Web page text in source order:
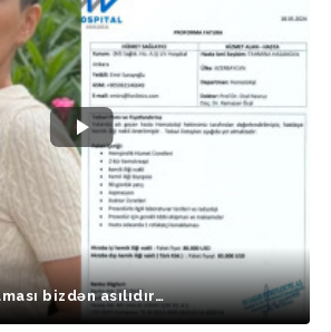
bizdən asılıdır…